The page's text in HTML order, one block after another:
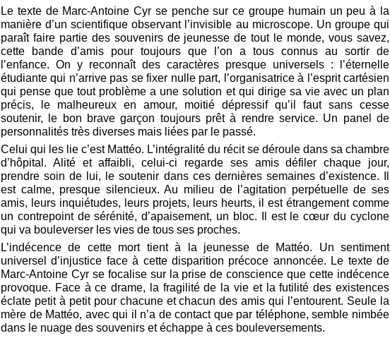
Le texte de Marc-Antoine Cyr se penche sur ce groupe humain un peu à la
manière d’un scientifique observant l’invisible au microscope. Un groupe qui
paraît faire partie des souvenirs de jeunesse de tout le monde, vous savez,
cette bande d’amis pour toujours que l’on a tous connus au sortir de
l’enfance. On y reconnaît des caractères presque universels : l’éternelle
étudiante qui n’arrive pas se fixer nulle part, l’organisatrice à l’esprit cartésien
qui pense que tout problème a une solution et qui dirige sa vie avec un plan
précis, le malheureux en amour, moitié dépressif qu’il faut sans cesse
soutenir, le bon brave garçon toujours prêt à rendre service. Un panel de
personnalités très diverses mais liées par le passé.
Celui qui les lie c’est Mattéo. L’intégralité du récit se déroule dans sa chambre
d’hôpital. Alité et affaibli, celui-ci regarde ses amis défiler chaque jour,
prendre soin de lui, le soutenir dans ces dernières semaines d’existence. Il
est calme, presque silencieux. Au milieu de l’agitation perpétuelle de ses
amis, leurs inquiétudes, leurs projets, leurs heurts, il est étrangement comme
un contrepoint de sérénité, d’apaisement, un bloc. Il est le cœur du cyclone
qui va bouleverser les vies de tous ses proches.
L’indécence de cette mort tient à la jeunesse de Mattéo. Un sentiment
universel d’injustice face à cette disparition précoce annoncée. Le texte de
Marc-Antoine Cyr se focalise sur la prise de conscience que cette indécence
provoque. Face à ce drame, la fragilité de la vie et la futilité des existences
éclate petit à petit pour chacune et chacun des amis qui l’entourent. Seule la
mère de Mattéo, avec qui il n’a de contact que par téléphone, semble nimbée
dans le nuage des souvenirs et échappe à ces bouleversements.